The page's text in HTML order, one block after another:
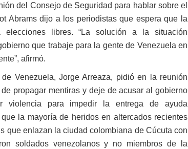
del Consejo de Seguridad para hablar sobre el
Abrams dijo a los periodistas que espera que la
elecciones libres. “La solución a la situación
que trabaje para la gente de Venezuela en
afirmó.
Venezuela, Jorge Arreaza, pidió en la reunión
propagar mentiras y deje de acusar al gobierno
violencia para impedir la entrega de ayuda
la mayoría de heridos en altercados recientes
que enlazan la ciudad colombiana de Cúcuta con
soldados venezolanos y no miembros de la